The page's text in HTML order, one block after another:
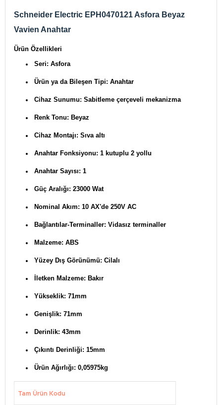
Schneider Electric EPH0470121 Asfora Beyaz
Vavien Anahtar
Ürün Özellikleri
Seri: Asfora
Ürün ya da Bileşen Tipi: Anahtar
Cihaz Sunumu: Sabitleme çerçeveli mekanizma
Renk Tonu: Beyaz
Cihaz Montajı: Sıva altı
Anahtar Fonksiyonu: 1 kutuplu 2 yollu
Anahtar Sayısı: 1
Güç Aralığı: 23000 Wat
Nominal Akım: 10 AX'de 250V AC
Bağlantılar-Terminaller: Vidasız terminaller
Malzeme: ABS
Yüzey Dış Görünümü: Cilalı
İletken Malzeme: Bakır
Yükseklik: 71mm
Genişlik: 71mm
Derinlik: 43mm
Çıkıntı Derinliği: 15mm
Ürün Ağırlığı: 0,05975kg
Tam Ürün Kodu